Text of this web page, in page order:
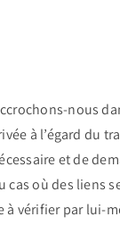
nous
à l’égard du
et de
où des liens
à vérifier par lui-